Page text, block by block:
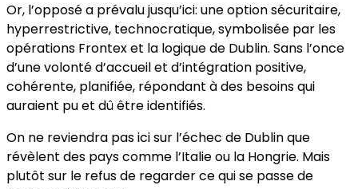
Or, l’opposé a prévalu jusqu’ici: une option sécuritaire,
hyperrestrictive, technocratique, symbolisée par les
opérations Frontex et la logique de Dublin. Sans l’once
d’une volonté d’accueil et d’intégration positive,
cohérente, planifiée, répondant à des besoins qui
auraient pu et dû être identifiés.
On ne reviendra pas ici sur l’échec de Dublin que
révèlent des pays comme l’Italie ou la Hongrie. Mais
plutôt sur le refus de regarder ce qui se passe de